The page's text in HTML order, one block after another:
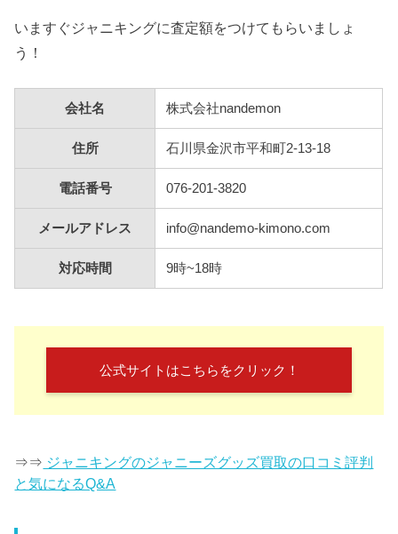
いますぐジャニキングに査定額をつけてもらいましょ
う！
会社名 株式会社nandemon
住所 石川県金沢市平和町2-13-18
電話番号 076-201-3820
メールアドレス info@nandemo-kimono.com
対応時間 9時~18時
公式サイトはこちらをクリック！
⇒⇒ ジャニキングのジャニーズグッズ買取の口コミ評判
と気になるQ&A